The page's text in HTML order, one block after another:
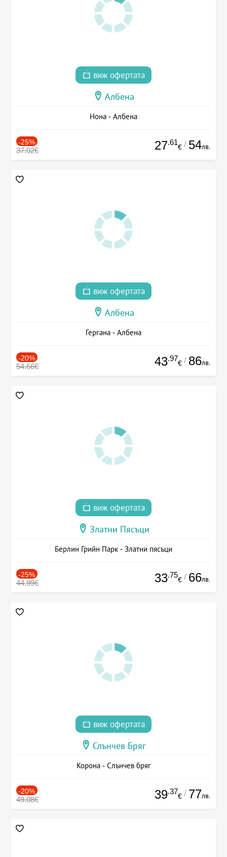
виж офертата
Албена
Нона - Албена
-25%
37.02€ 27.61
€ / 54лв.
виж офертата
Албена
Гергана - Албена
-20%
54.66€ 43.97
€ / 86лв.
виж офертата
Златни Пясъци
Берлин Грийн Парк - Златни пясъци
-25%
44.99€ 33.75
€ / 66лв.
виж офертата
Слънчев Бряг
Корона - Слънчев бряг
-20%
49.08€ 39.37
€ / 77лв.